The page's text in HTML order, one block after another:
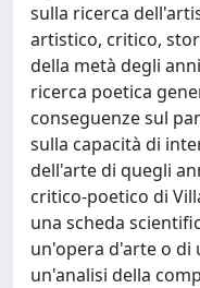
sulla ricerca
artistico, critico,
della metà degli
ricerca poetica
conseguenze sul
sulla capacità di
dell'arte di quegli
critico-poetico di
una scheda
un'opera d'arte o di
un'analisi della